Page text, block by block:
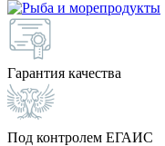
Гарантия качества
Под контролем ЕГАИС